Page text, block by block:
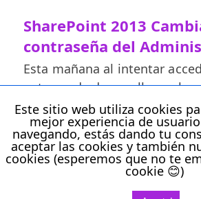
SharePoint 2013
contraseña del
Esta mañana al intentar
entorno de desarrollo me he
con una sorpresa y es que
15/01/2013
Este sitio web utiliza cookies
mejor experiencia de
navegando, estás dando tu
aceptar las cookies y también
cookies (esperemos que no te
cookie 😊)